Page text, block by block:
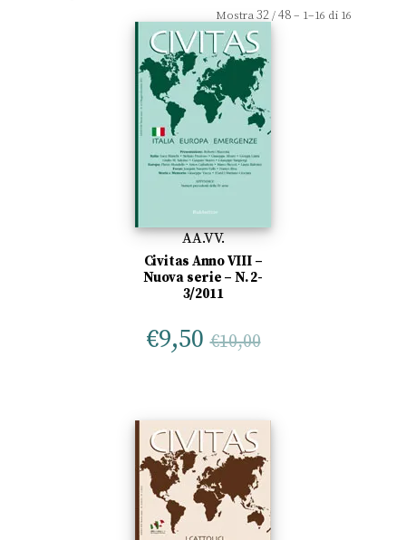
Mostra32/48– 1–16 di 16
AA.VV.
Civitas Anno VIII –
Nuova serie – N. 2-
3/2011
€9,50 €10,00